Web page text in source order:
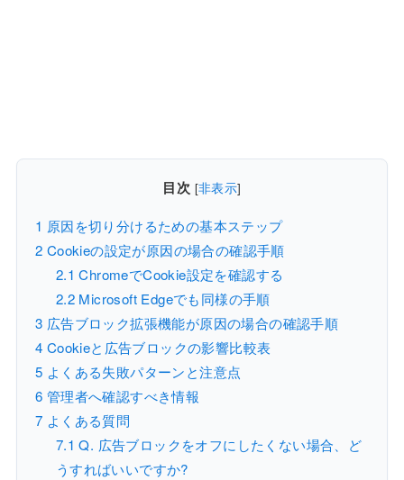
目次 [非表示]
1 原因を切り分けるための基本ステップ
2 Cookieの設定が原因の場合の確認手順
2.1 ChromeでCookie設定を確認する
2.2Microsoft Edgeでも同様の手順
3 広告ブロック拡張機能が原因の場合の確認手順
4 Cookieと広告ブロックの影響比較表
5 よくある失敗パターンと注意点
6 管理者へ確認すべき情報
7 よくある質問
7.1 Q. 広告ブロックをオフにしたくない場合、ど
うすればいいですか?